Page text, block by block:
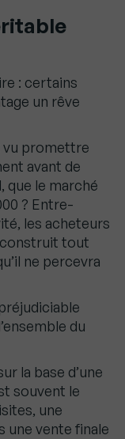
: certains
un rêve
vu promettre
avant de
que le marché
? Entre-
les acheteurs
tout
ne percevra
du
la base d’une
souvent le
une
une vente finale